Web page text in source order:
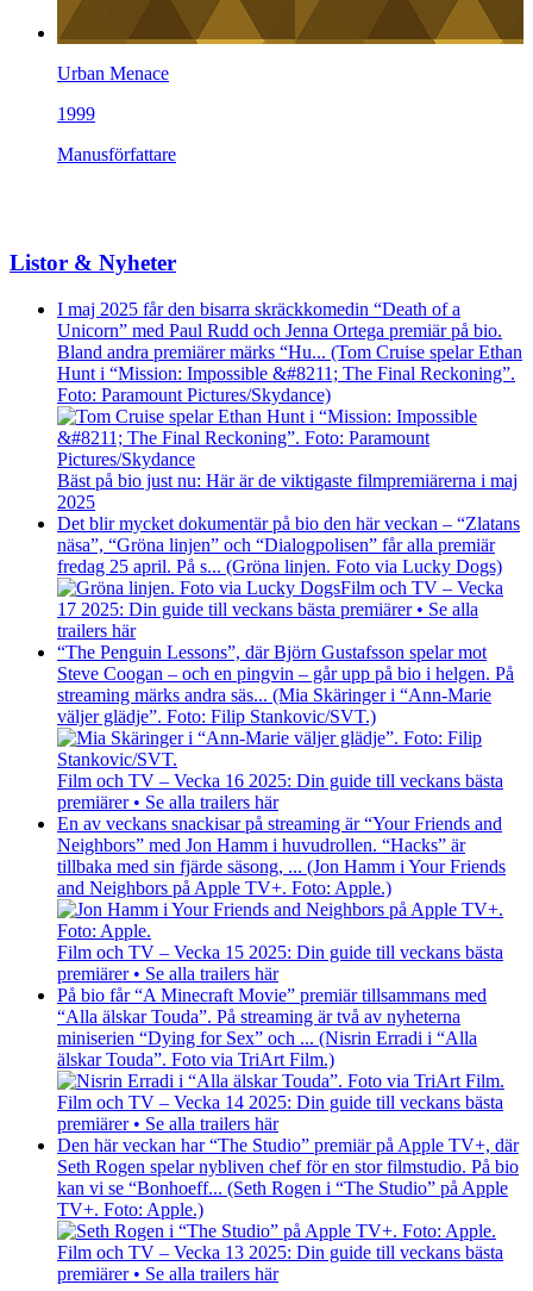
Urban Menace
1999
Manusförfattare
Listor & Nyheter
I maj 2025 får den bisarra skräckkomedin “Death of a
Unicorn” med Paul Rudd och Jenna Ortega premiär på bio.
Bland andra premiärer märks “Hu... (Tom Cruise spelar Ethan
Hunt i “Mission: Impossible &#8211; The Final Reckoning”.
Foto: Paramount Pictures/Skydance)
Bäst på bio just nu: Här är de viktigaste filmpremiärerna i maj
2025
Det blir mycket dokumentär på bio den här veckan – “Zlatans
näsa”, “Gröna linjen” och “Dialogpolisen” får alla premiär
fredag 25 april. På s... (Gröna linjen. Foto via Lucky Dogs)
Film och TV – Vecka
17 2025: Din guide till veckans bästa premiärer • Se alla
trailers här
“The Penguin Lessons”, där Björn Gustafsson spelar mot
Steve Coogan – och en pingvin – går upp på bio i helgen. På
streaming märks andra säs... (Mia Skäringer i “Ann-Marie
väljer glädje”. Foto: Filip Stankovic/SVT.)
Film och TV – Vecka 16 2025: Din guide till veckans bästa
premiärer • Se alla trailers här
En av veckans snackisar på streaming är “Your Friends and
Neighbors” med Jon Hamm i huvudrollen. “Hacks” är
tillbaka med sin fjärde säsong, ... (Jon Hamm i Your Friends
and Neighbors på Apple TV+. Foto: Apple.)
Film och TV – Vecka 15 2025: Din guide till veckans bästa
premiärer • Se alla trailers här
På bio får “A Minecraft Movie” premiär tillsammans med
“Alla älskar Touda”. På streaming är två av nyheterna
miniserien “Dying for Sex” och ... (Nisrin Erradi i “Alla
älskar Touda”. Foto via TriArt Film.)
Film och TV – Vecka 14 2025: Din guide till veckans bästa
premiärer • Se alla trailers här
Den här veckan har “The Studio” premiär på Apple TV+, där
Seth Rogen spelar nybliven chef för en stor filmstudio. På bio
kan vi se “Bonhoeff... (Seth Rogen i “The Studio” på Apple
TV+. Foto: Apple.)
Film och TV – Vecka 13 2025: Din guide till veckans bästa
premiärer • Se alla trailers här